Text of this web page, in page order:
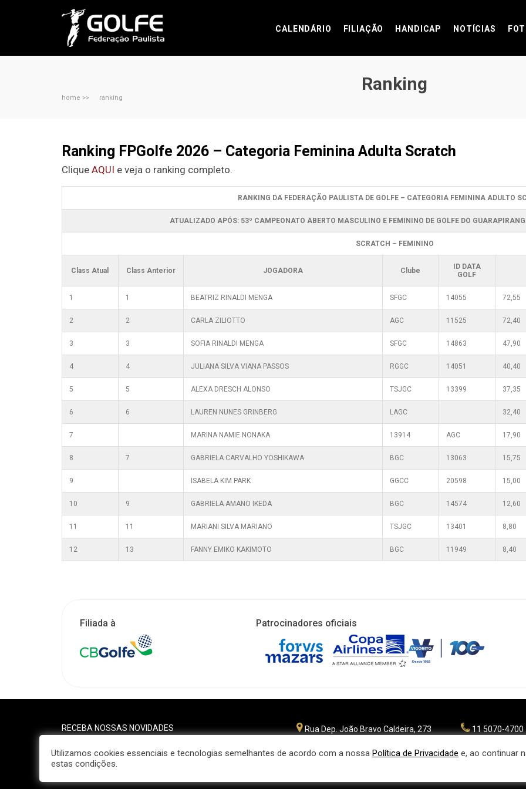
CALENDÁRIO FILIAÇÃO HANDICAP NOTÍCIAS
Ranking
home >> ranking
Ranking FPGolfe 2026 – Categoria Feminina Adulta Scratch
Clique AQUI e veja o ranking completo.
RANKING DA FEDERAÇÃO PAULISTA DE GOLFE – CATEGORIA FEMININA ADULTO
ATUALIZADO APÓS: 53º CAMPEONATO ABERTO MASCULINO E FEMININO DE GOLFE DO
SCRATCH – FEMININO
Class Atual Class Anterior JOGADORA Clube
ID DATA
GOLF
1 1 BEATRIZ RINALDI MENGA SFGC 14055 72,55
2 2 CARLA ZILIOTTO AGC 11525 72,40
3 3 SOFIA RINALDI MENGA SFGC 14863 47,90
4 4 JULIANA SILVA VIANA PASSOS RGGC 14051 40,40
5 5 ALEXA DRESCH ALONSO TSJGC 13399 37,35
6 6 LAUREN NUNES GRINBERG LAGC 32,40
7 MARINA NAMIE NONAKA 13914 AGC 17,90
8 7 GABRIELA CARVALHO YOSHIKAWA BGC 13063 15,75
9 ISABELA KIM PARK GGCC 20598 15,00
10 9 GABRIELA AMANO IKEDA BGC 14574 12,60
11 11 MARIANI SILVA MARIANO TSJGC 13401 8,80
12 13 FANNY EMIKO KAKIMOTO BGC 11949 8,40
Filiada à Patrocinadores oficiais
RECEBA NOSSAS NOVIDADES
Rua Dep. João Bravo Caldeira, 273
CEP 04071 - 045
11 5070-4700
Utilizamos cookies essenciais e tecnologias semelhantes de acordo com a nossaPolítica de Privacidade e, ao continuar
estas condições.